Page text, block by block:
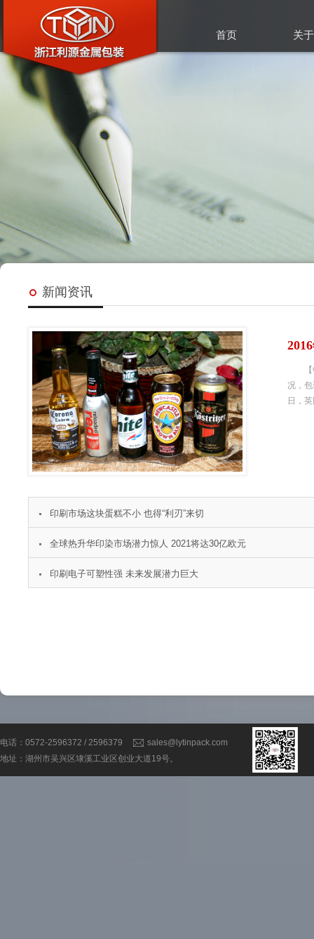
首页 关
新闻资讯
【中
况，
日，
印刷市场这块蛋糕不小 也得“利刃”来切
全球热升华印染市场潜力惊人 2021将达30亿欧元
印刷电子可塑性强 未来发展潜力巨大
电话：0572-2596372 / 2596379
sales@lytinpack.com
地址：湖州市吴兴区埭溪工业区创业大道19号。